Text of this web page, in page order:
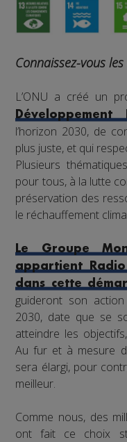
Connaissez-vous les
L’ONU a créé un
Développement
l’horizon 2030, de
plus juste, et qui
Plusieurs
pour tous, à la lutte
préservation des
le réchauffement
Le Groupe
appartient Radio
dans cette
guideront son
2030, date que se
atteindre les
Au fur et à mesure
sera élargi, pour
meilleur.
Comme nous, des
ont fait ce choix